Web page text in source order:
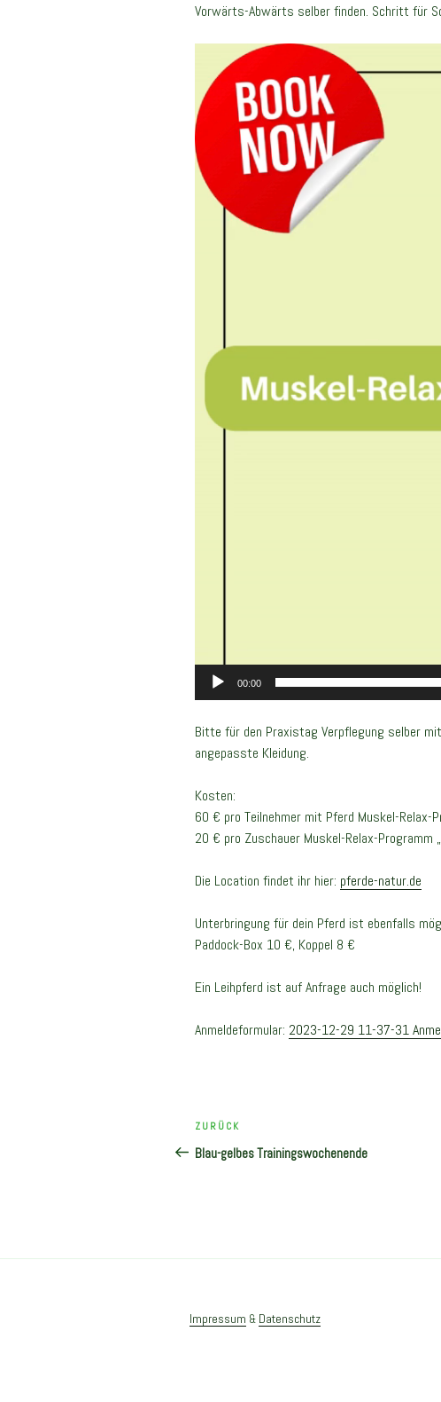
Vorwärts-Abwärts selber finden. Schritt für
Player
00:00
Bitte für den Praxistag Verpflegung selber
angepasste Kleidung.
Kosten:
60 € pro Teilnehmer mit Pferd Muskel-Relax-
20 € pro Zuschauer Muskel-Relax-Programm
Die Location findet ihr hier: pferde-natur.de
Unterbringung für dein Pferd ist ebenfalls
Paddock-Box 10 €, Koppel 8 €
Ein Leihpferd ist auf Anfrage auch möglich!
Anmeldeformular: 2023-12-29 11-37-31
Beitragsnavigation
Vorheriger
Beitrag
ZURÜCK
Blau-gelbes Trainingswochenende
Impressum & Datenschutz